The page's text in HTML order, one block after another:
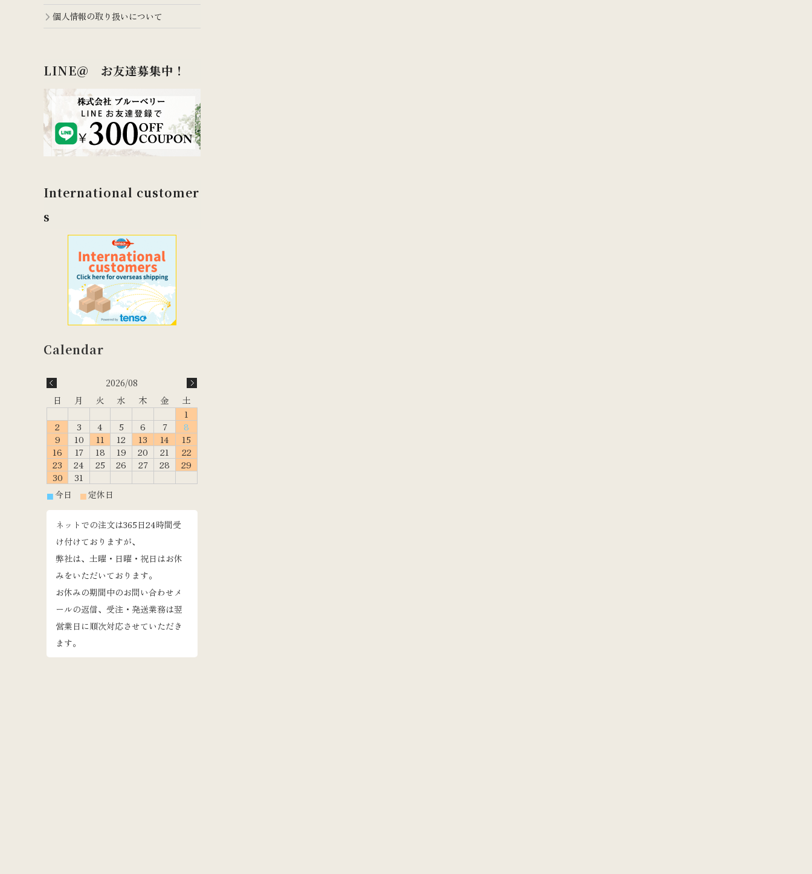
個人情報の取り扱いについて
LINE＠ お友達募集中！
International customer
s
2026/08
日 月 火 水 木 金
土
1
2
3 4 5 6 7
8
9
10 11 12 13 14
15
16
17 18 19 20 21
22
23
24 25 26 27 28
29
30
31
■今日 ■定休日
ネットでの注文は365日24時間受
け付けておりますが、
弊社は、土曜・日曜・祝日はお休
みをいただいております。
お休みの期間中のお問い合わせメ
ールの返信、受注・発送業務は翌
営業日に順次対応させていただき
ます。